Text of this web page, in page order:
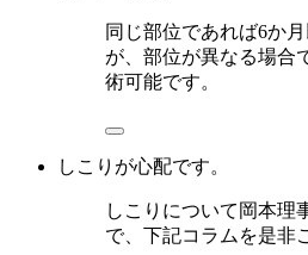
同じ部位であれば6か
が、部位が異なる場合
術可能です。
しこりが心配です。
しこりについて岡本理
で、下記コラムを是非